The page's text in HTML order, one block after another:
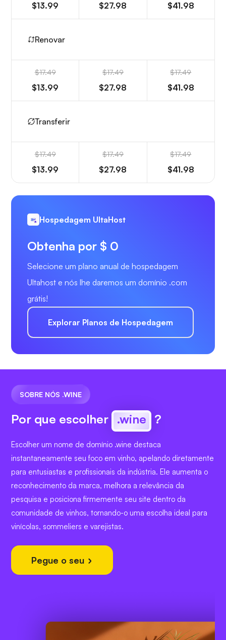
$13.99 $27.98 $41.98
Renovar
$17.49
$13.99
$17.49
$27.98
$17.49
$41.98
Transferir
$17.49
$13.99
$17.49
$27.98
$17.49
$41.98
Hospedagem UltaHost
Obtenha por $ 0
Selecione um plano anual de hospedagem
Ultahost e nós lhe daremos um domínio .com
grátis!
Explorar Planos de Hospedagem
SOBRE NÓS .WINE
Por que escolher .wine ?
Escolher um nome de domínio .wine destaca
instantaneamente seu foco em vinho, apelando diretamente
para entusiastas e profissionais da indústria. Ele aumenta o
reconhecimento da marca, melhora a relevância da
pesquisa e posiciona firmemente seu site dentro da
comunidade de vinhos, tornando-o uma escolha ideal para
vinícolas, sommeliers e varejistas.
Pegue o seu